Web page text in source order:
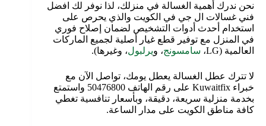
نحن ندرك أهمية الغسالة في منزلك، لذا نوفر لك افضل
فني غسالات ال جي في الكويت والذي يحرص على
استخدام أحدث أدوات التشخيص لضمان إصلاح فوري
في المنزل مع توفير قطع غيار أصلية لجميع الماركات
العالمية (LG،
سامسونج، ويرلبول، وغيرها).
لا تترك عطل الغسالة يعطل يومك، تواصل الآن مع
خبراء Kuwaitfix على رقم الهاتف 50476800 واستمتع
بخدمة منزلية سريعة، دقيقة، وبأسعار تنافسية تغطي
كافة مناطق الكويت على مدار الساعة.